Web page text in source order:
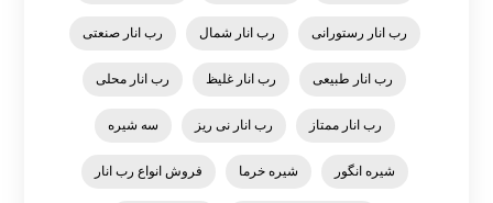
رب انار رستورانی رب انار شمال رب انار صنعتی
رب انار طبیعی رب انار غلیظ رب انار محلی
رب انار ممتاز رب انار نی ریز سه شیره
شیره انگور شیره خرما فروش انواع رب انار